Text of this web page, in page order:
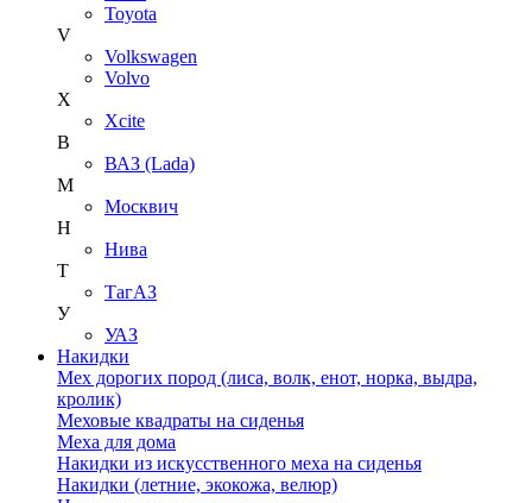
Toyota
V
Volkswagen
Volvo
X
Xcite
В
ВАЗ (Lada)
М
Москвич
Н
Нива
Т
ТагАЗ
У
УАЗ
Накидки
Мех дорогих пород (лиса, волк, енот, норка, выдра,
кролик)
Меховые квадраты на сиденья
Меха для дома
Накидки из искусственного меха на сиденья
Накидки (летние, экокожа, велюр)